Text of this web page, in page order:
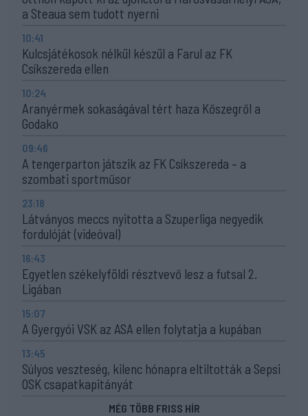
a Steaua sem tudott nyerni
10:41
Kulcsjátékosok nélkül készül a Farul az FK
Csíkszereda ellen
10:24
Aranyérmek sokaságával tért haza Kőszegről a
Godako
09:46
A tengerparton játszik az FK Csíkszereda – a
szombati sportműsor
23:18
Látványos meccs nyitotta a Szuperliga negyedik
fordulóját (videóval)
16:43
Egyetlen székelyföldi résztvevő lesz a futsal 2.
Ligában
15:07
A Gyergyói VSK az ASA ellen folytatja a kupában
13:45
Súlyos veszteség, kilenc hónapra eltiltották a Sepsi
OSK csapatkapitányát
MÉG TÖBB FRISS HÍR